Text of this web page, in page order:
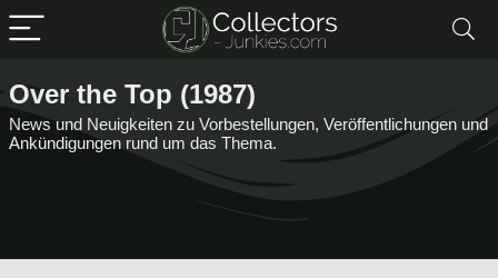
Over the Top (1987)
News und Neuigkeiten zu Vorbestellungen, Veröffentlichungen und
Ankündigungen rund um das Thema.